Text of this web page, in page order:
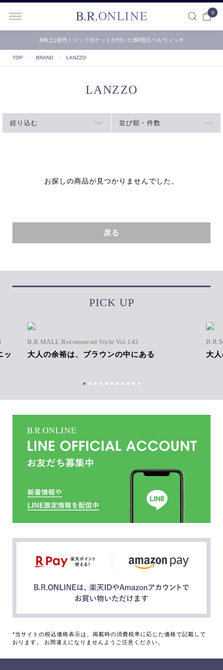
0
8/8(土)発売！ジップポケットが付いたBR別注ベルウィッチ
TOP ＞ BRAND ＞ LANZZO
LANZZO
絞り込む 並び順・件数
お探しの商品が見つかりませんでした。
戻る
PICK UP
ッ
B.R.MALL Recommend Style Vol.143
大人の余裕は、ブラウンの中にある 大
*当サイトの税込価格表示は、掲載時の消費税率に応じた価格で記載して
おります。 お間違えになりませんようご注意ください。